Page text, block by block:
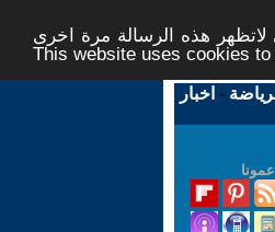
هذه الرسالة مرة اخرى -
This website uses cookies
- اخبار